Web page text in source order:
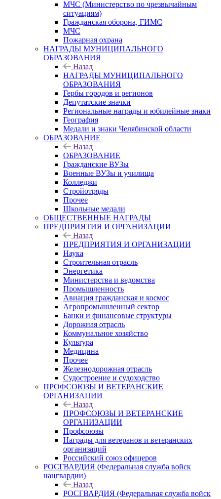
МЧС (Министерство по чрезвычайным
ситуациям)
Гражданская оборона, ГИМС
МЧС
Пожарная охрана
НАГРАДЫ МУНИЦИПАЛЬНОГО
ОБРАЗОВАНИЯ
Назад
НАГРАДЫ МУНИЦИПАЛЬНОГО
ОБРАЗОВАНИЯ
Гербы городов и регионов
Депутатские значки
Региональные награды и юбилейные знаки
География
Медали и знаки Челябинской области
ОБРАЗОВАНИЕ
Назад
ОБРАЗОВАНИЕ
Гражданские ВУЗы
Военные ВУЗы и училища
Колледжи
Стройотряды
Прочее
Школьные медали
ОБЩЕСТВЕННЫЕ НАГРАДЫ
ПРЕДПРИЯТИЯ И ОРГАНИЗАЦИИ
Назад
ПРЕДПРИЯТИЯ И ОРГАНИЗАЦИИ
Наука
Строительная отрасль
Энергетика
Министерства и ведомства
Промышленность
Авиация гражданская и космос
Агропромышленный сектор
Банки и финансовые структуры
Дорожная отрасль
Коммунальное хозяйство
Культура
Медицина
Прочее
Железнодорожная отрасль
Судостроение и судоходство
ПРОФСОЮЗЫ И ВЕТЕРАНСКИЕ
ОРГАНИЗАЦИИ
Назад
ПРОФСОЮЗЫ И ВЕТЕРАНСКИЕ
ОРГАНИЗАЦИИ
Профсоюзы
Награды для ветеранов и ветеранских
организаций
Российский союз офицеров
РОСГВАРДИЯ (Федеральная служба войск
нацгвардии)
Назад
РОСГВАРДИЯ (Федеральная служба войск